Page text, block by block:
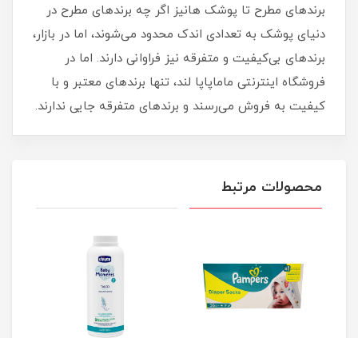
برندهای مطرح تا پوشک هانیز اگر چه برندهای مطرح در
دنیای پوشک به تعدادی اندک محدود می‌شوند، اما در بازار،
برندهای بی‌کیفیت و متفرقه نیز فراوانی دارند. اما در
فروشگاه اینترنتی ماماپاپا لند، تنها برندهای معتبر و با
کیفیت به فروش می‌رسند و برندهای متفرقه جایی ندارند.
محصولات مرتبط